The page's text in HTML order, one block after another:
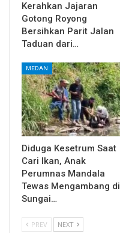
Kerahkan Jajaran
Gotong Royong
Bersihkan Parit Jalan
Taduan dari…
MEDAN
Diduga Kesetrum Saat
Cari Ikan, Anak
Perumnas Mandala
Tewas Mengambang di
Sungai…
PREV NEXT